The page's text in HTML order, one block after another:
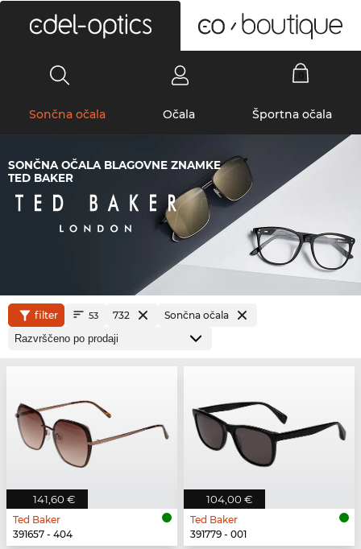
Sončna očala Očala Športna očala
SONČNA OČALA BLAGOVNE ZNAMKE
TED BAKER
filter 53 732 Sončna očala
141,60 €
Ted Baker
391657 - 404
104,00 €
Ted Baker
391779 - 001